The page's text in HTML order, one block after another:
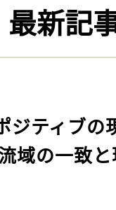
最新記
ジティブの
域の一致